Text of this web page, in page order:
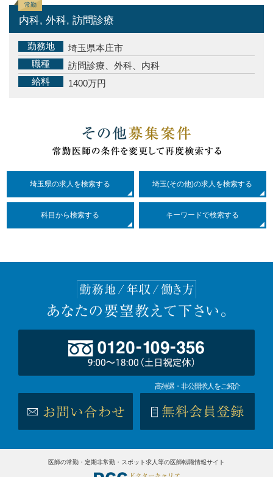
常勤
内科, 外科, 訪問診療
勤務地
埼玉県本庄市
職種
訪問診療、外科、内科
給料
1400万円
埼玉県の求人を検索する 埼玉(その他)の求人を検索する
科目 から検索する キーワードで検索する
高待遇・非公開求人をご紹介
医師の常勤・定期非常勤・スポット求人等の医師転職情報サイト